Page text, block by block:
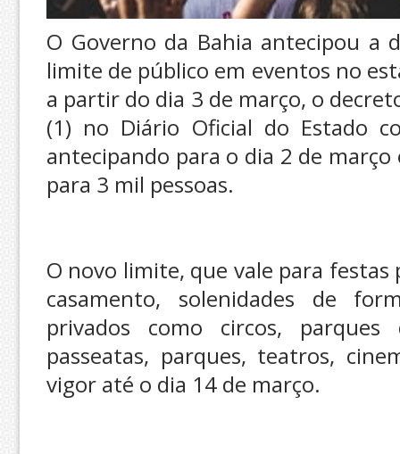
O Governo da Bahia antecipou a
limite de público em eventos no
a partir do dia 3 de março, o
(1) no Diário Oficial do Estado
antecipando para o dia 2 de
para 3 mil pessoas.
O novo limite, que vale para
casamento, solenidades de
privados como circos, parques
passeatas, parques, teatros,
vigor até o dia 14 de março.